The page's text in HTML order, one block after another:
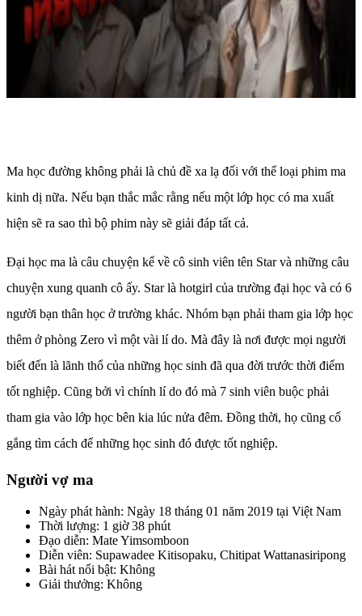
Ma học đường không phải là chủ đề xa lạ đối với thể loại phim ma
kinh dị nữa. Nếu bạn thắc mắc rằng nếu một lớp học có ma xuất
hiện sẽ ra sao thì bộ phim này sẽ giải đáp tất cả.
Đại học ma là câu chuyện kể về cô sinh viên tên Star và những câu
chuyện xung quanh cô ấy. Star là hotgirl của trường đại học và có 6
người bạn thân học ở trường khác. Nhóm bạn phải tham gia lớp học
thêm ở phòng Zero vì một vài lí do. Mà đây là nơi được mọi người
biết đến là lãnh thổ của những học sinh đã qua đời trước thời điểm
tốt nghiệp. Cũng bởi vì chính lí do đó mà 7 sinh viên buộc phải
tham gia vào lớp học bên kia lúc nửa đêm. Đồng thời, họ cũng cố
gắng tìm cách để những học sinh đó được tốt nghiệp.
Người vợ ma
Ngày phát hành: Ngày 18 tháng 01 năm 2019 tại Việt Nam
Thời lượng: 1 giờ 38 phút
Đạo diễn: Mate Yimsomboon
Diễn viên: Supawadee Kitisopaku, Chitipat Wattanasiripong
Bài hát nổi bật: Không
Giải thưởng: Không